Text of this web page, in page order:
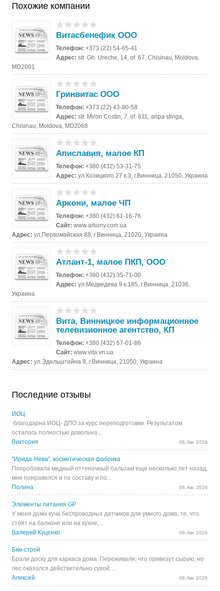
Похожие компании
Витасбенефик ООО
Телефон:+373 (22) 54-65-41
Адрес:str. Gh. Ureche, 14, of. 67, Chisinau, Moldova,
MD2001
Гринвитас ООО
Телефон:+373 (22) 43-80-58
Адрес:str. Miron Costin, 7, of. 611, aripa stinga,
Chisinau, Moldova, MD2068
Апиславия, малое КП
Телефон:+380 (432) 53-31-75
Адрес:ул.Козицкого 27 к.3, г.Винница, 21050, Украина
Аркони, малое ЧП
Телефон:+380 (432) 61-16-76
Сайт:www.arkony.com.ua
Адрес:ул.Первомайская 88, г.Винница, 21020, Украина
Атлант-1, малое ПКП, ООО
Телефон:+380 (432) 35-71-00
Адрес:ул.Медведева 9 к.185, г.Винница, 21036,
Украина
Вита, Винницкое информационное
телевизионное агентство, КП
Телефон:+380 (432) 67-01-86
Сайт:www.vita.vn.ua
Адрес:ул.Эдельштейна 8, г.Винница, 21050, Украина
Последние отзывы
ИОЦ
благодарна ИОЦ- ДПО за курс переподготовки. Результатом
осталась полностью довольна....
Виктория
06 Авг 2026
"Ирида-Нева", косметическая фабрика
Попробовала медный оттеночный бальзам еще несколько лет назад,
мне понравился и по составу и по...
Полина
06 Авг 2026
Элементы питания GP
У меня дома куча беспроводных датчиков для умного дома, те, что
стоят на балконе или на кухне,...
Валерий Куценко
06 Авг 2026
Бкм-строй
Брали доску для каркаса дома. Переживали, что привезут сырую, но
лес оказался действительно сухой,...
Алексей
06 Авг 2026